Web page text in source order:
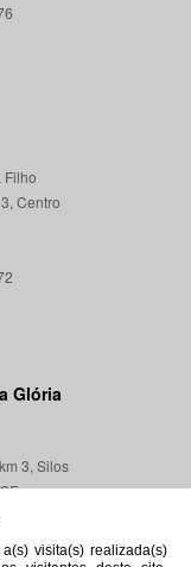
visita(s) realizada(s)
Filho
Centro
Glória
3, Silos